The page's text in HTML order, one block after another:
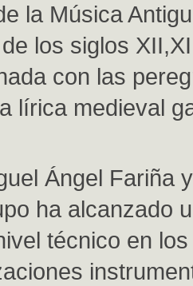
la Música
los siglos
con las
lírica medieval
Ángel Fariña
ha alcanzado
técnico en